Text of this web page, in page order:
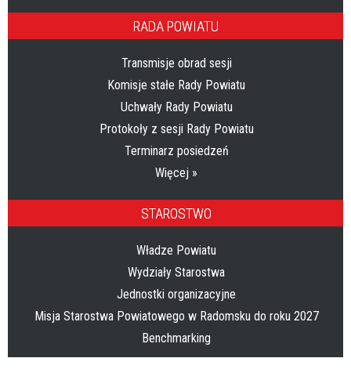
RADA POWIATU
Transmisje obrad sesji
Komisje stałe Rady Powiatu
Uchwały Rady Powiatu
Protokoły z sesji Rady Powiatu
Terminarz posiedzeń
Więcej »
STAROSTWO
Władze Powiatu
Wydziały Starostwa
Jednostki organizacyjne
Misja Starostwa Powiatowego w Radomsku do roku 2027
Benchmarking